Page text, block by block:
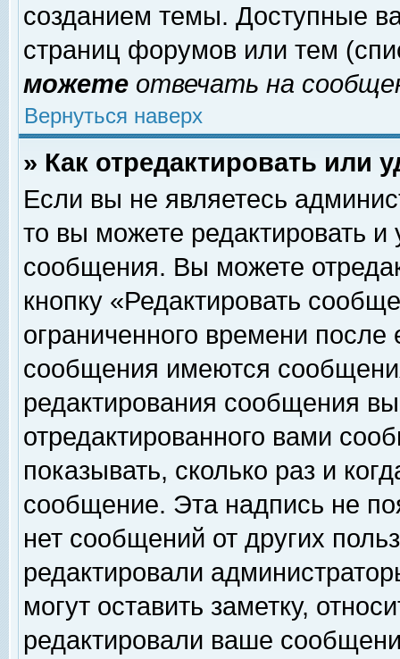
созданием темы. Доступные
страниц форумов или тем
можете отвечать на
Вернуться наверх
» Как отредактировать или
Если вы не являетесь
то вы можете редактировать и
сообщения. Вы можете
кнопку «Редактировать
ограниченного времени
сообщения имеются
редактирования сообщения
отредактированного вами
показывать, сколько раз и
сообщение. Эта надпись не
нет сообщений от других
редактировали
могут оставить заметку,
редактировали ваше